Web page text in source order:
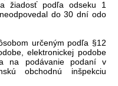
žiadosť podľa odseku 1
do 30 dní odo
určeným podľa §12
elektronickej podobe
na podávanie podaní v
obchodnú inšpekciu